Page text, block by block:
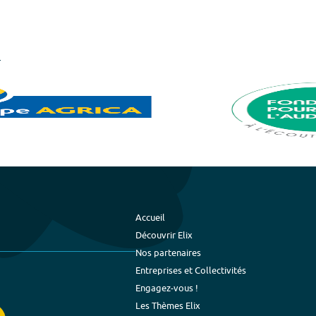
Accueil
Découvrir Elix
Nos partenaires
Entreprises et Collectivités
Engagez-vous !
Les Thèmes Elix